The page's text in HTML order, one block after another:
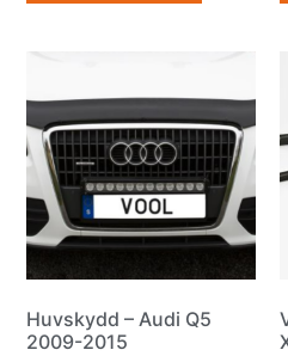
Huvskydd – Audi Q5
2009-2015